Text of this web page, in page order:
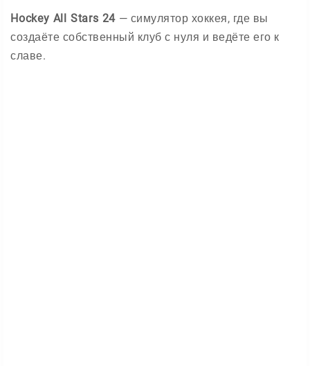
Hockey All Stars 24 — симулятор хоккея, где вы
создаёте собственный клуб с нуля и ведёте его к
славе.